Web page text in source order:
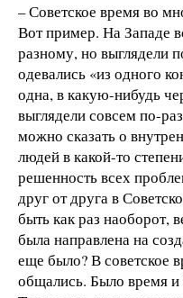
– Советское время во
Вот пример. На Западе
разному, но выглядели
одевались «из одного
одна, в какую-нибудь
выглядели совсем по-
можно сказать о
людей в какой-то
решенность всех
друг от друга в
быть как раз наоборот,
была направлена на
еще было? В советское
общались. Было время